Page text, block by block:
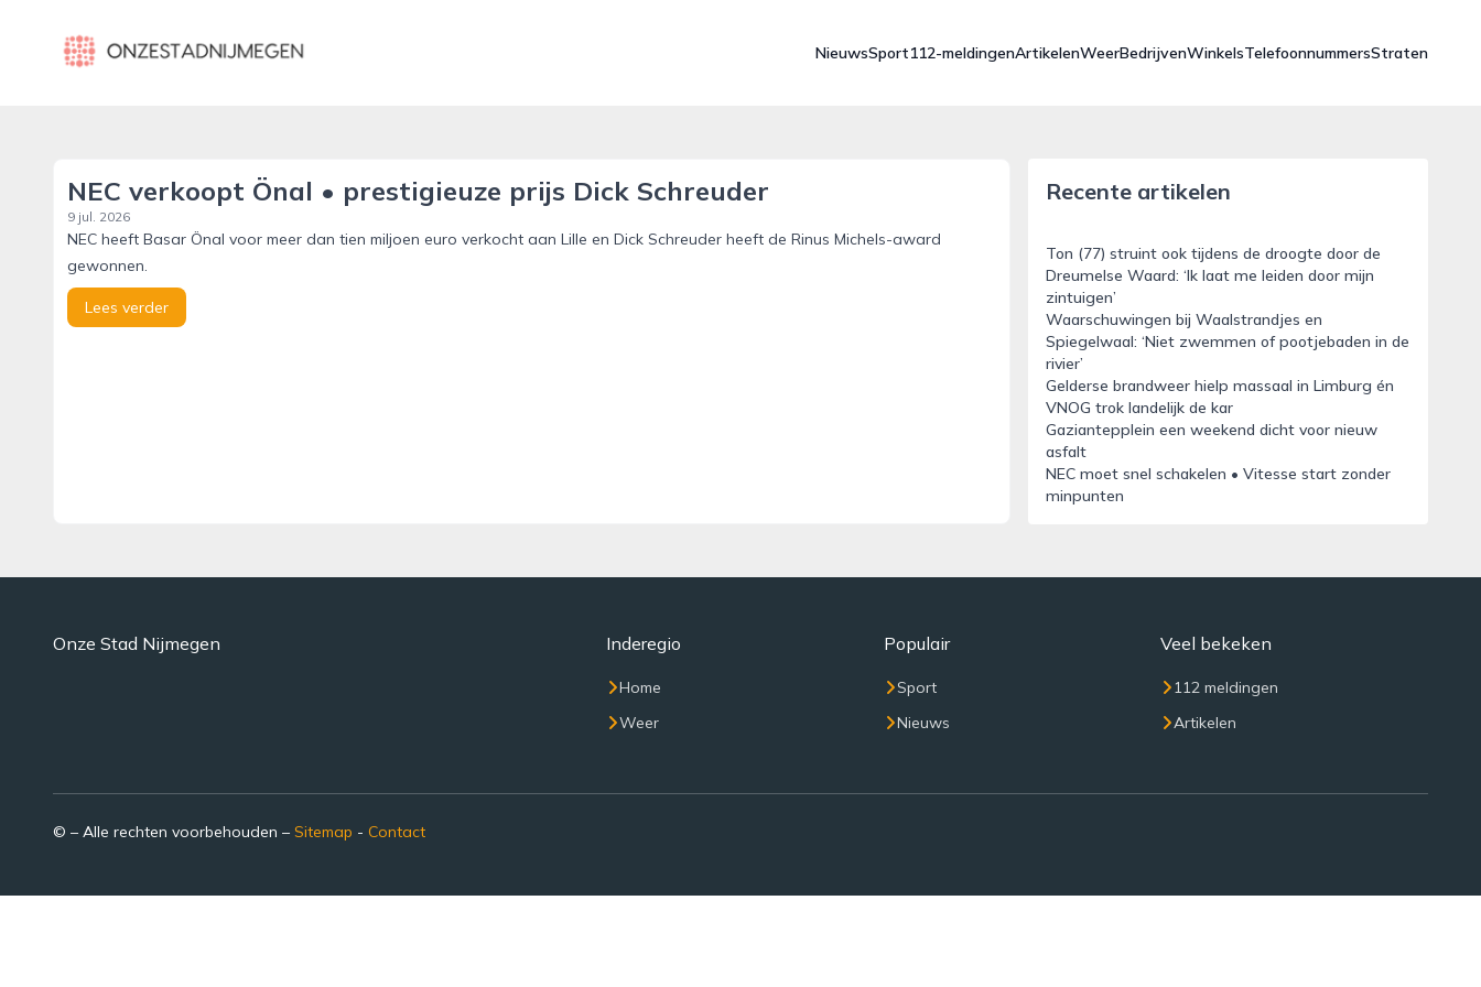
onzestadnijmegen.nl
NieuwsSport112-meldingenArtikelenWeerBedrijvenWinkelsTelefoonnummersStraten
NEC verkoopt Önal • prestigieuze prijs Dick Schreuder
9 jul. 2026
NEC heeft Basar Önal voor meer dan tien miljoen euro verkocht aan Lille en Dick Schreuder heeft de Rinus Michels-award
gewonnen.
Lees verder
Recente artikelen
Ton (77) struint ook tijdens de droogte door de
Dreumelse Waard: ‘Ik laat me leiden door mijn
zintuigen’
Waarschuwingen bij Waalstrandjes en
Spiegelwaal: ‘Niet zwemmen of pootjebaden in de
rivier’
Gelderse brandweer hielp massaal in Limburg én
VNOG trok landelijk de kar
Gaziantepplein een weekend dicht voor nieuw
asfalt
NEC moet snel schakelen • Vitesse start zonder
minpunten
Onze Stad Nijmegen Inderegio
Home
Weer
Populair
Sport
Nieuws
Veel bekeken
112 meldingen
Artikelen
© – Alle rechten voorbehouden – Sitemap - Contact